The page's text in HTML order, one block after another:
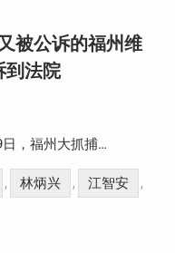
被公诉的福州维
到法院
，福州大抓捕…
, 林炳兴 , 江智安 ,